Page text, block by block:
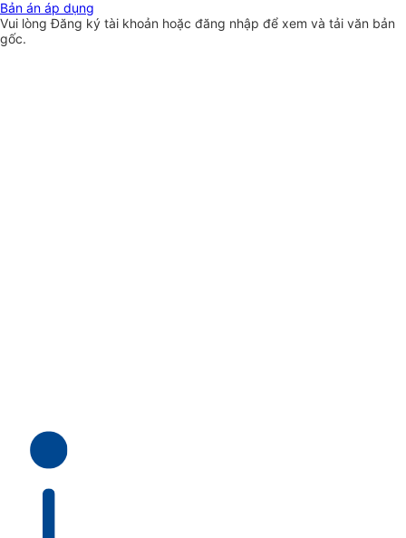
Bản án áp dụng
Vui lòngĐăng ký tài khoản hoặc đăng nhập để xem và tải văn bản
gốc.